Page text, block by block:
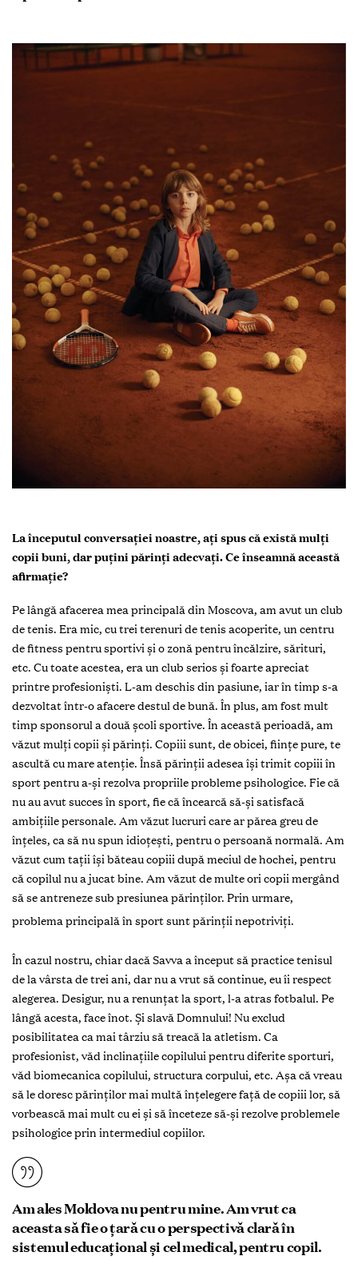
La începutul conversației noastre, ați spus că există mulți
copii buni, dar puțini părinți adecvați. Ce înseamnă această
afirmație?
Pe lângă afacerea mea principală din Moscova, am avut un club
de tenis. Era mic, cu trei terenuri de tenis acoperite, un centru
de fitness pentru sportivi și o zonă pentru încălzire, sărituri,
etc. Cu toate acestea, era un club serios și foarte apreciat
printre profesioniști. L-am deschis din pasiune, iar în timp s-a
dezvoltat într-o afacere destul de bună. În plus, am fost mult
timp sponsorul a două școli sportive. În această perioadă, am
văzut mulți copii și părinți. Copiii sunt, de obicei, ființe pure, te
ascultă cu mare atenție. Însă părinții adesea își trimit copiii în
sport pentru a-și rezolva propriile probleme psihologice. Fie că
nu au avut succes în sport, fie că încearcă să-și satisfacă
ambițiile personale. Am văzut lucruri care ar părea greu de
înțeles, ca să nu spun idioțești, pentru o persoană normală. Am
văzut cum tații își băteau copiii după meciul de hochei, pentru
că copilul nu a jucat bine. Am văzut de multe ori copii mergând
să se antreneze sub presiunea părinților. Prin urmare,
problema principală în sport sunt părinții nepotriviți.
În cazul nostru, chiar dacă Savva a început să practice tenisul
de la vârsta de trei ani, dar nu a vrut să continue, eu îi respect
alegerea. Desigur, nu a renunțat la sport, l-a atras fotbalul. Pe
lângă acesta, face înot. Și slavă Domnului! Nu exclud
posibilitatea ca mai târziu să treacă la atletism. Ca
profesionist, văd inclinațiile copilului pentru diferite sporturi,
văd biomecanica copilului, structura corpului, etc. Așa că vreau
să le doresc părinților mai multă înțelegere față de copiii lor, să
vorbească mai mult cu ei și să înceteze să-și rezolve problemele
psihologice prin intermediul copiilor.
Am ales Moldova nu pentru mine. Am vrut ca
aceasta să fie o țară cu o perspectivă clară în
sistemul educațional și cel medical, pentru copil.